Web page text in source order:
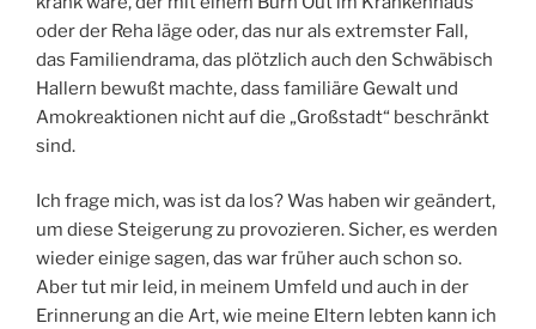
oder der Reha läge oder, das nur als extremster Fall,
das Familiendrama, das plötzlich auch den Schwäbisch
Hallern bewußt machte, dass familiäre Gewalt und
Amokreaktionen nicht auf die „Großstadt“ beschränkt
sind.
Ich frage mich, was ist da los? Was haben wir geändert,
um diese Steigerung zu provozieren. Sicher, es werden
wieder einige sagen, das war früher auch schon so.
Aber tut mir leid, in meinem Umfeld und auch in der
Erinnerung an die Art, wie meine Eltern lebten kann ich